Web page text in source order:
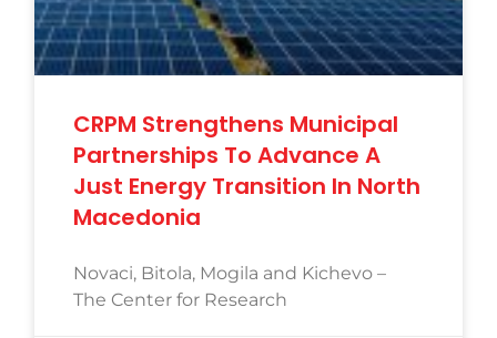
CRPM Strengthens Municipal
Partnerships To Advance A
Just Energy Transition In North
Macedonia
Novaci, Bitola, Mogila and Kichevo –
The Center for Research